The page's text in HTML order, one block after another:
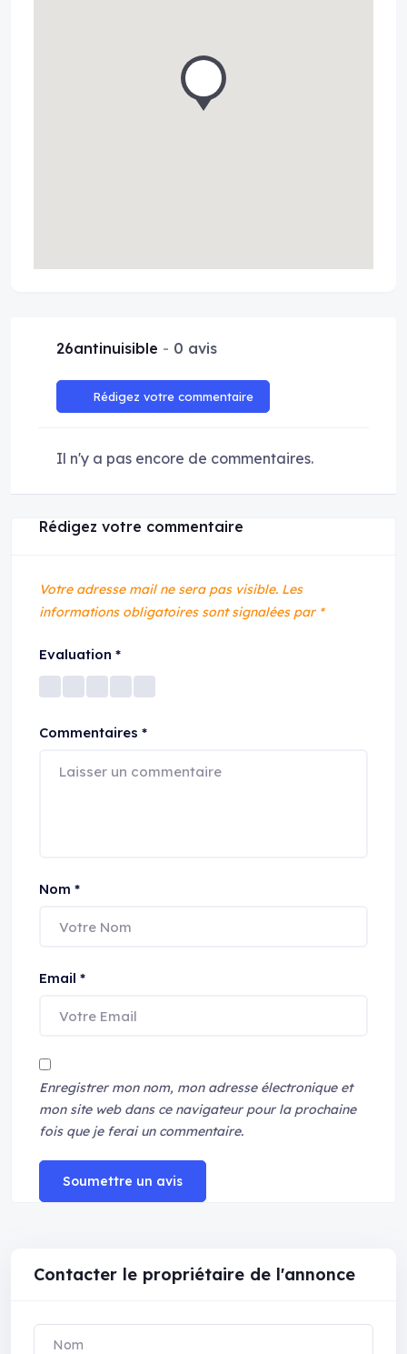
26antinuisible 0 avis
Rédigez votre commentaire
Il n'y a pas encore de commentaires.
Rédigez votre commentaire
Votre adresse mail ne sera pas visible. Les
informations obligatoires sont signalées par *
Evaluation *
Commentaires *
Nom *
Email *
Enregistrer mon nom, mon adresse électronique et
mon site web dans ce navigateur pour la prochaine
fois que je ferai un commentaire.
Soumettre un avis
Contacter le propriétaire de l'annonce